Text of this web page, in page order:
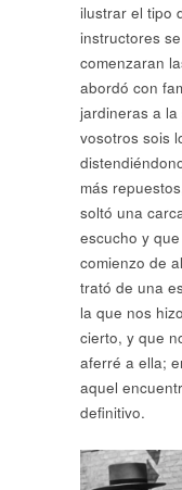
ilustrar el tipo
instructores
comenzaran
abordó con
jardineras a la
vosotros sois
más
soltó una
escucho y
comienzo de
trató de una
la que nos
cierto, y que
aferré a ella;
aquel
definitivo.